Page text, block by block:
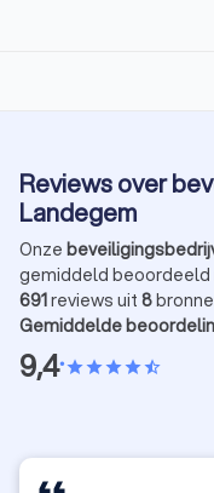
Reviews over
Landegem
Onze
gemiddeld beoordeeld
691reviews uit 8
Gemiddelde
9,4•starstarstarstarstar_half